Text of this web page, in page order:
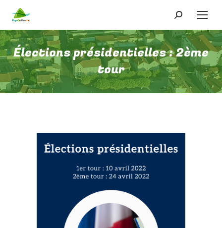
Recherche
:
Élections présidentielles : 2ème
tour